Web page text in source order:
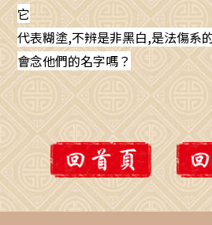
它
代表糊塗,不辨是非黑白,是法傷系
會念他們的名字嗎？